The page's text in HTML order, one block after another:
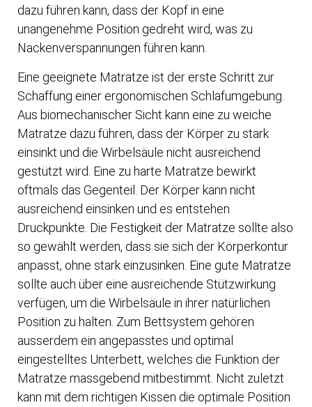
dazu führen kann, dass der Kopf in eine
unangenehme Position gedreht wird, was zu
Nackenverspannungen führen kann.
Eine geeignete Matratze ist der erste Schritt zur
Schaffung einer ergonomischen Schlafumgebung.
Aus biomechanischer Sicht kann eine zu weiche
Matratze dazu führen, dass der Körper zu stark
einsinkt und die Wirbelsäule nicht ausreichend
gestützt wird. Eine zu harte Matratze bewirkt
oftmals das Gegenteil. Der Körper kann nicht
ausreichend einsinken und es entstehen
Druckpunkte. Die Festigkeit der Matratze sollte also
so gewählt werden, dass sie sich der Körperkontur
anpasst, ohne stark einzusinken. Eine gute Matratze
sollte auch über eine ausreichende Stützwirkung
verfügen, um die Wirbelsäule in ihrer natürlichen
Position zu halten. Zum Bettsystem gehören
ausserdem ein angepasstes und optimal
eingestelltes Unterbett, welches die Funktion der
Matratze massgebend mitbestimmt. Nicht zuletzt
kann mit dem richtigen Kissen die optimale Position